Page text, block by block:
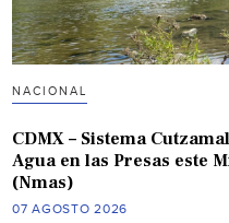
NACIONAL
CDMX – Sistema
Agua en las Presas este
(Nmas)
07 AGOSTO 2026